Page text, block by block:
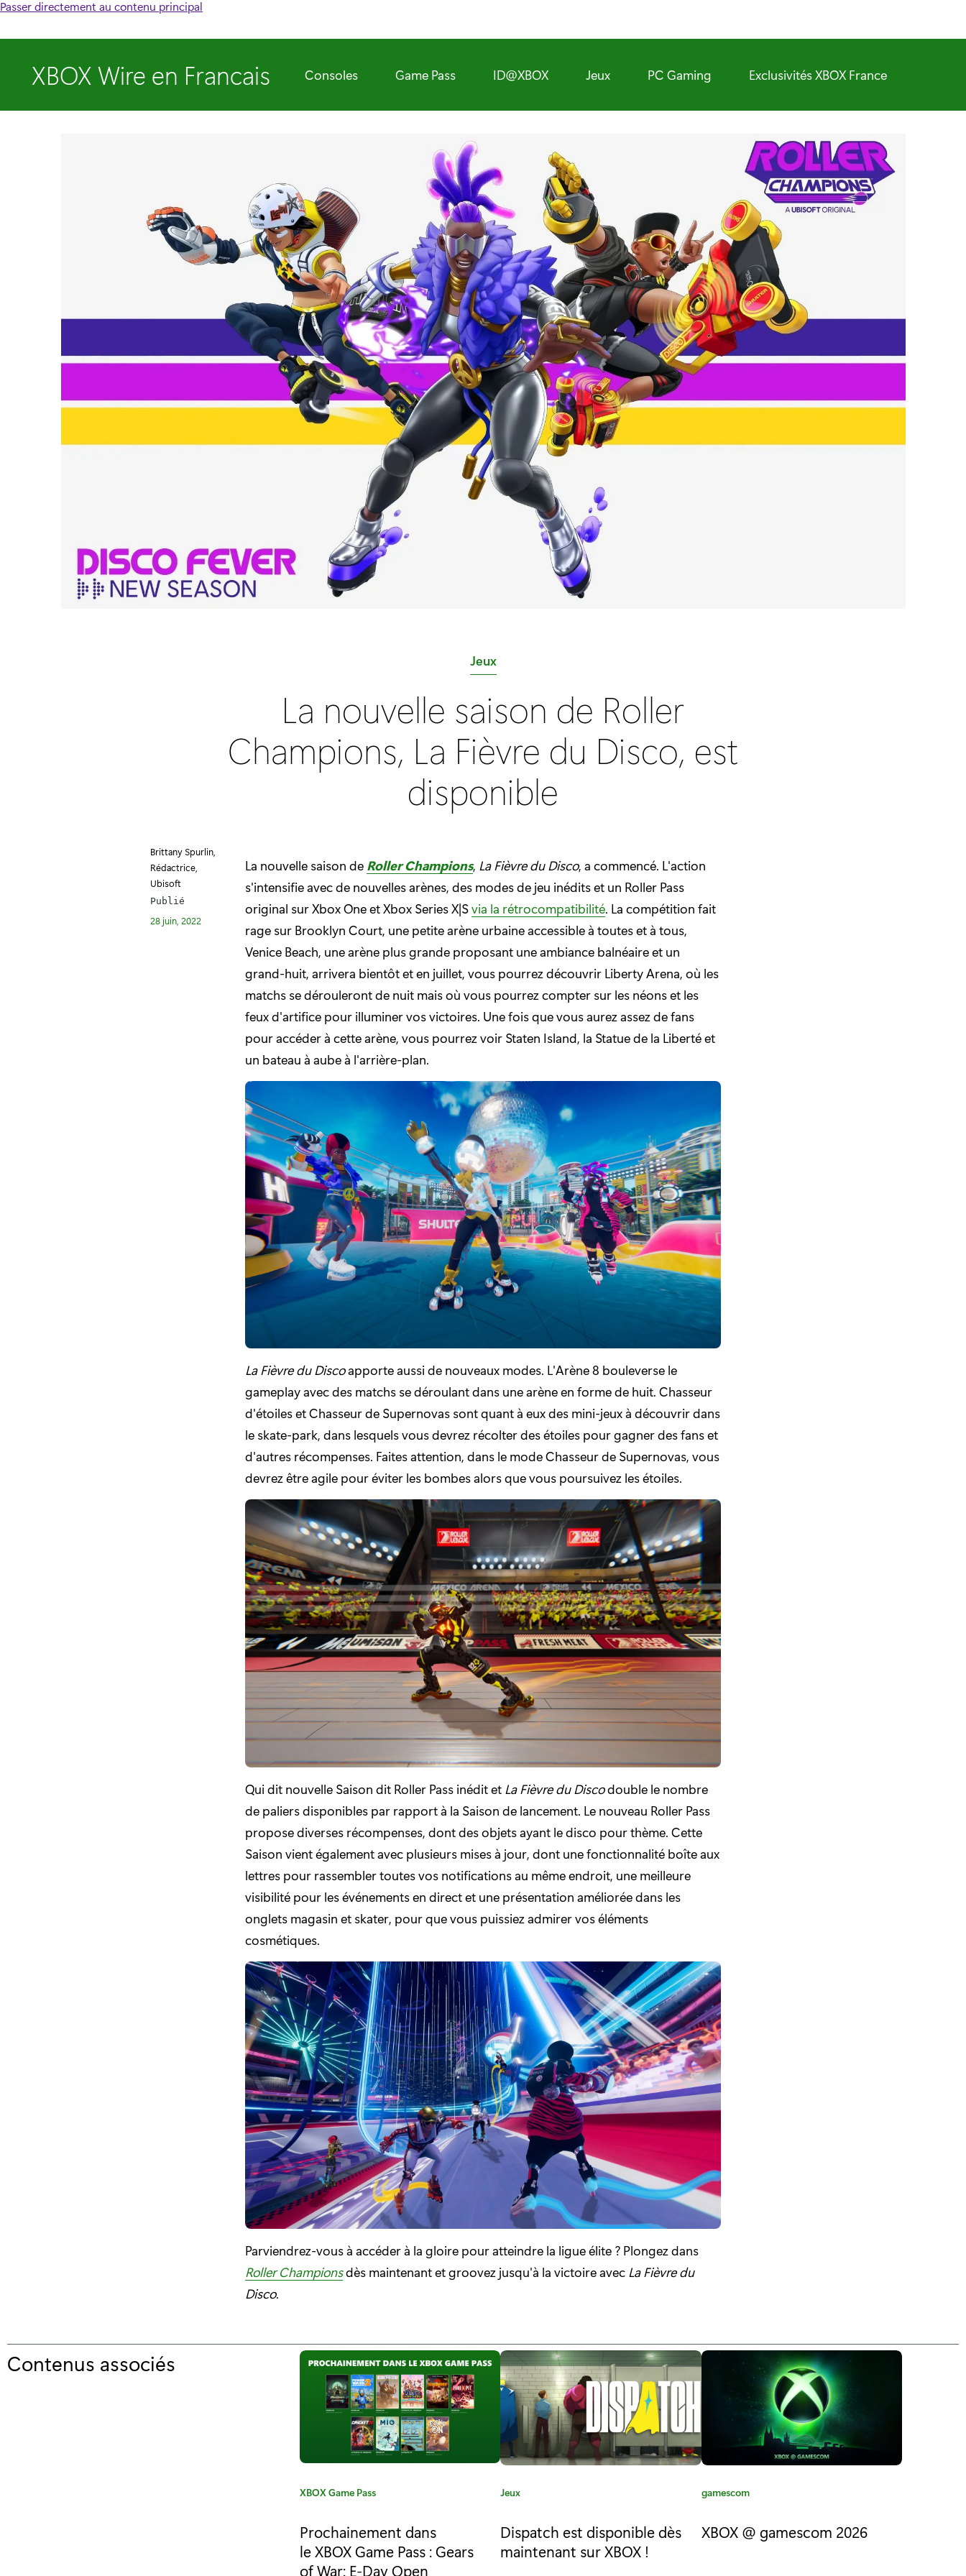
Passer directement au contenu principal
XBOX Wire en Francais Consoles Game Pass ID@XBOX Jeux PC Gaming Exclusivités XBOX France
C
t
é
g
o
r
Jeux
La nouvelle saison de Roller
Champions, La Fièvre du Disco, est
disponible
Brittany Spurlin,
Rédactrice,
Ubisoft
Publié
28 juin, 2022
La nouvelle saison de Roller Champions, La Fièvre du Disco, a commencé. L'action
s'intensifie avec de nouvelles arènes, des modes de jeu inédits et un Roller Pass
original sur Xbox One et Xbox Series X|Svia la rétrocompatibilité. La compétition fait
rage sur Brooklyn Court, une petite arène urbaine accessible à toutes et à tous,
Venice Beach, une arène plus grande proposant une ambiance balnéaire et un
grand-huit, arrivera bientôt et en juillet, vous pourrez découvrir Liberty Arena, où les
matchs se dérouleront de nuit mais où vous pourrez compter sur les néons et les
feux d'artifice pour illuminer vos victoires. Une fois que vous aurez assez de fans
pour accéder à cette arène, vous pourrez voir Staten Island, la Statue de la Liberté et
un bateau à aube à l'arrière-plan.
La Fièvre du Discoapporte aussi de nouveaux modes. L'Arène 8 bouleverse le
gameplay avec des matchs se déroulant dans une arène en forme de huit. Chasseur
d'étoiles et Chasseur de Supernovas sont quant à eux des mini-jeux à découvrir dans
le skate-park, dans lesquels vous devrez récolter des étoiles pour gagner des fans et
d'autres récompenses. Faites attention, dans le mode Chasseur de Supernovas, vous
devrez être agile pour éviter les bombes alors que vous poursuivez les étoiles.
Qui dit nouvelle Saison dit Roller Pass inédit et La Fièvre du Discodouble le nombre
de paliers disponibles par rapport à la Saison de lancement. Le nouveau Roller Pass
propose diverses récompenses, dont des objets ayant le disco pour thème. Cette
Saison vient également avec plusieurs mises à jour, dont une fonctionnalité boîte aux
lettres pour rassembler toutes vos notifications au même endroit, une meilleure
visibilité pour les événements en direct et une présentation améliorée dans les
onglets magasin et skater, pour que vous puissiez admirer vos éléments
cosmétiques.
Parviendrez-vous à accéder à la gloire pour atteindre la ligue élite ? Plongez dans
Roller Championsdès maintenant et groovez jusqu'à la victoire avec La Fièvre du
Disco.
Contenus associés
C
t
é
g
XBOX Game Pass
Prochainement dans
le XBOX Game Pass : Gears
of War: E-Day Open
C
t
é
g
Jeux
Dispatch est disponible dès
maintenant sur XBOX !
C
t
é
gamescom
XBOX @ gamescom 2026